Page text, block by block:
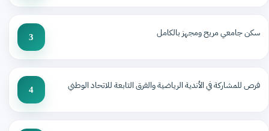
سكن جامعي مريح ومجهز بالكامل 3
فرص للمشاركة في الأندية الرياضية والفرق التابعة للاتحاد الوطني 4